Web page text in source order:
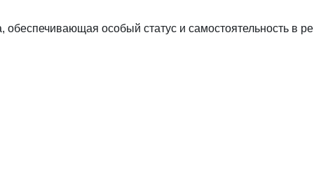
особый статус и самостоятельность в